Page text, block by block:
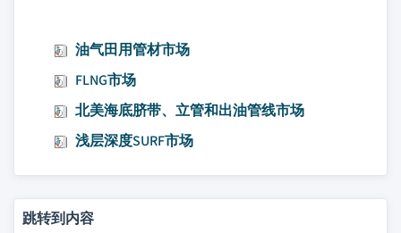
油气田用管材市场
FLNG市场
北美海底脐带、立管和出油管线市场
浅层深度SURF市场
跳转到内容